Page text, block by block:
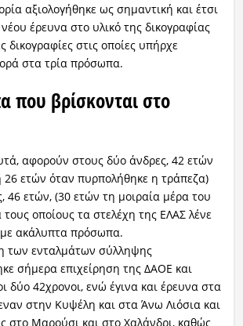
αξιολογήθηκε ως σημαντική και έτσι
έρευνα στο υλικό της δικογραφίας
δικογραφίες στις οποίες υπήρχε
στα τρία πρόσωπα.
που βρίσκονται στο
αφορούν στους δύο άνδρες, 42 ετών
ετών όταν πυρπολήθηκε η τράπεζα)
46 ετών, (30 ετών τη μοιραία μέρα του
οποίους τα στελέχη της ΕΛΑΣ λένε
ακάλυπτα πρόσωπα.
των ενταλμάτων σύλληψης
σήμερα επιχείρηση της ΔΑΟΕ και
δύο 42χρονοι, ενώ έγινα και έρευνα στα
στην Κυψέλη και στα Άνω Λιόσια και
στο Μαρούσι και στο Χαλάνδρι, καθώς